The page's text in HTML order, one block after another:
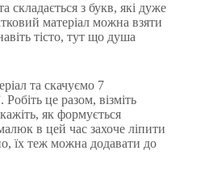
складається з букв, які дуже
матеріал можна взяти
тісто, тут що душа
та скачуємо 7
це разом, візміть
як формується
в цей час захоче ліпити
їх теж можна додавати до